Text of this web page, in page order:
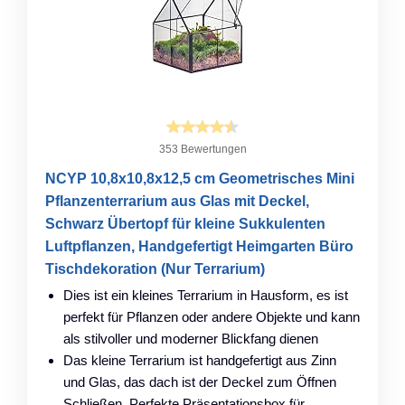
353 Bewertungen
NCYP 10,8x10,8x12,5 cm Geometrisches Mini
Pflanzenterrarium aus Glas mit Deckel,
Schwarz Übertopf für kleine Sukkulenten
Luftpflanzen, Handgefertigt Heimgarten Büro
Tischdekoration (Nur Terrarium)
Dies ist ein kleines Terrarium in Hausform, es ist
perfekt für Pflanzen oder andere Objekte und kann
als stilvoller und moderner Blickfang dienen
Das kleine Terrarium ist handgefertigt aus Zinn
und Glas, das dach ist der Deckel zum Öffnen